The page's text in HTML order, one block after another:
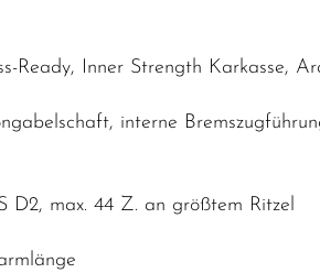
Ready, Inner Strength Karkasse,
interne
D2, max. 44 Z. an größtem Ritzel